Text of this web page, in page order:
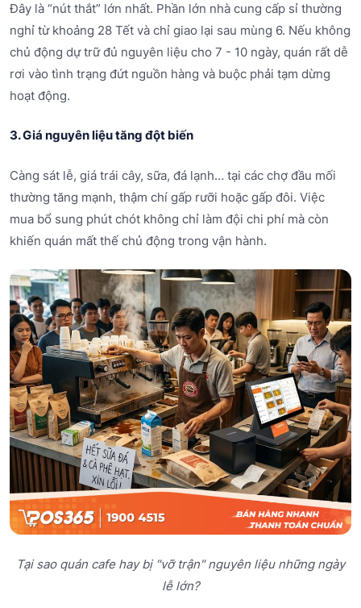
Đây là “nút thắt” lớn nhất. Phần lớn nhà cung cấp sỉ thường
nghỉ từ khoảng 28 Tết và chỉ giao lại sau mùng 6. Nếu không
chủ động dự trữ đủ nguyên liệu cho 7 - 10 ngày, quán rất dễ
rơi vào tình trạng đứt nguồn hàng và buộc phải tạm dừng
hoạt động.
3. Giá nguyên liệu tăng đột biến
Càng sát lễ, giá trái cây, sữa, đá lạnh… tại các chợ đầu mối
thường tăng mạnh, thậm chí gấp rưỡi hoặc gấp đôi. Việc
mua bổ sung phút chót không chỉ làm đội chi phí mà còn
khiến quán mất thế chủ động trong vận hành.
Tại sao quán cafe hay bị "vỡ trận" nguyên liệu những ngày
lễ lớn?